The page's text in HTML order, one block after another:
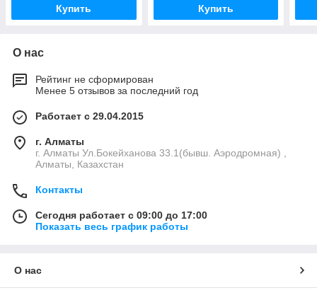
Купить Купить
О нас
Рейтинг не сформирован
Менее 5 отзывов за последний год
Работает с 29.04.2015
г. Алматы
г. Алматы Ул.Бокейханова 33.1(бывш. Аэродромная) ,
Алматы, Казахстан
Контакты
Сегодня работает с 09:00 до 17:00
Показать весь график работы
О нас